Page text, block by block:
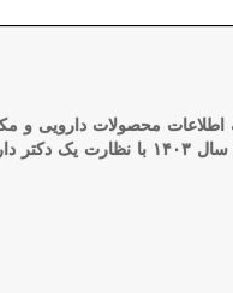
اطلاعات محصولات دارویی
اطلاعات دقیق و کامل درباره